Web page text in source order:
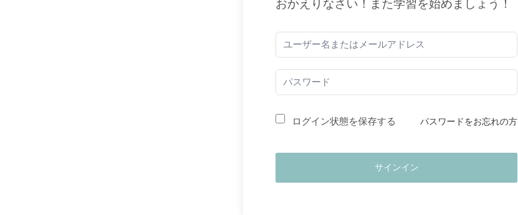
おかえりなさい！また学習を始めましょう！
ログイン状態を保存する パスワードをお忘れの方
サインイン